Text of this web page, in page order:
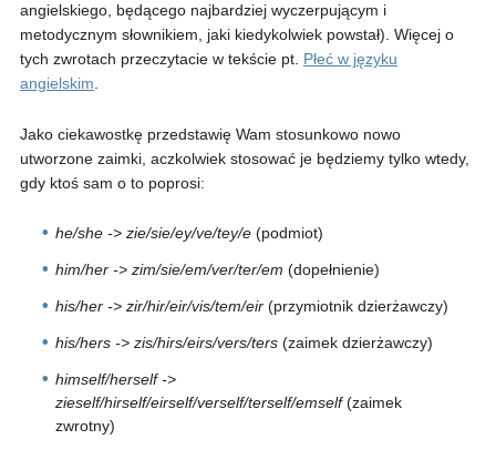
angielskiego, będącego najbardziej wyczerpującym i
metodycznym słownikiem, jaki kiedykolwiek powstał). Więcej o
tych zwrotach przeczytacie w tekście pt. Płeć w języku
angielskim.
Jako ciekawostkę przedstawię Wam stosunkowo nowo
utworzone zaimki, aczkolwiek stosować je będziemy tylko wtedy,
gdy ktoś sam o to poprosi:
he/she -> zie/sie/ey/ve/tey/e(podmiot)
him/her -> zim/sie/em/ver/ter/em (dopełnienie)
his/her -> zir/hir/eir/vis/tem/eir(przymiotnik dzierżawczy)
his/hers -> zis/hirs/eirs/vers/ters(zaimek dzierżawczy)
himself/herself ->
zieself/hirself/eirself/verself/terself/emself(zaimek
zwrotny)